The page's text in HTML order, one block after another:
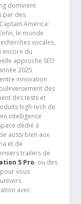
dominent
par des
America:
le monde
vocales,
encore du
approche SEO
2025
innovation
des
des tests et
high-tech de
intelligence
dédié à
aussi bien aux
et de
trailers de
5 Pro, ou des
vous
avec